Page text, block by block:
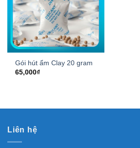
Gói hút ẩm Clay 20 gram
65,000₫
Liên hệ